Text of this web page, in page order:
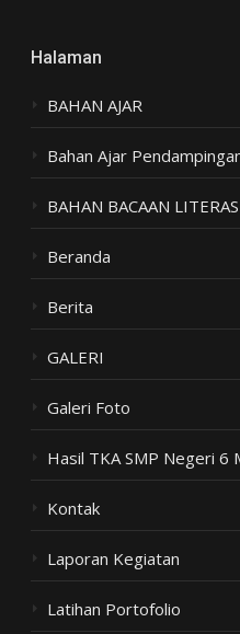
Halaman
BAHAN AJAR
Bahan Ajar
BAHAN BACAAN
Beranda
Berita
GALERI
Galeri Foto
Hasil TKA SMP Negeri 6
Kontak
Laporan Kegiatan
Latihan Portofolio